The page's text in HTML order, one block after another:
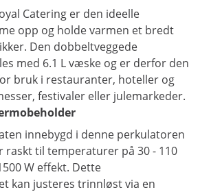
Catering er den ideelle
opp og holde varmen et bredt
Den dobbeltveggede
med 6.1 L væske og er derfor den
bruk i restauranter, hoteller og
festivaler eller julemarkeder.
innebygd i denne perkulatoren
raskt til temperaturer på 30 - 110
W effekt. Dette
kan justeres trinnløst via en